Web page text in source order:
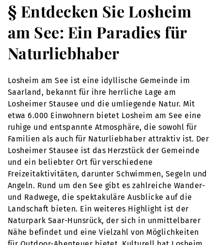
§ Entdecken Sie Losheim
am See: Ein Paradies für
Naturliebhaber
Losheim am See ist eine idyllische Gemeinde im
Saarland, bekannt für ihre herrliche Lage am
Losheimer Stausee und die umliegende Natur. Mit
etwa 6.000 Einwohnern bietet Losheim am See eine
ruhige und entspannte Atmosphäre, die sowohl für
Familien als auch für Naturliebhaber attraktiv ist. Der
Losheimer Stausee ist das Herzstück der Gemeinde
und ein beliebter Ort für verschiedene
Freizeitaktivitäten, darunter Schwimmen, Segeln und
Angeln. Rund um den See gibt es zahlreiche Wander-
und Radwege, die spektakuläre Ausblicke auf die
Landschaft bieten. Ein weiteres Highlight ist der
Naturpark Saar-Hunsrück, der sich in unmittelbarer
Nähe befindet und eine Vielzahl von Möglichkeiten